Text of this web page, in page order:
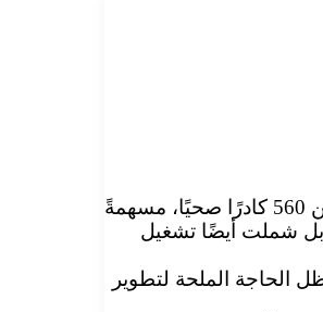
منذ بداية هذا العام واصلت منظمة سابا جهودها في تدريب وتطوير الكوادر الصحية بمختلف ولايات السودان، حيث تمكنت من تأهيل أكثر من 560 كادرًا صحيًا، مسهمةً
شملت أيضًا تشغيل
الحاجة الملحة لتطوير